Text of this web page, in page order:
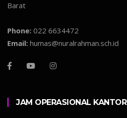
Barat
Phone: 022 6634472
Email: humas@nuralrahman.sch.id
JAM OPERASIONAL KANTOR